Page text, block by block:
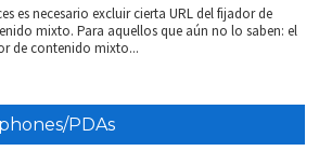
es necesario excluir cierta URL del fijador de
mixto. Para aquellos que aún no lo saben: el
de contenido mixto...
PDAs